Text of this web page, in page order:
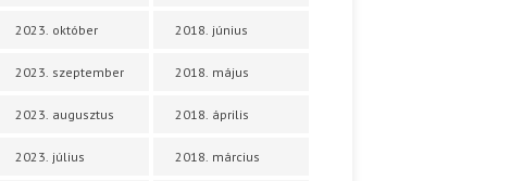
2023. október
2023. szeptember
2023. augusztus
2023. július
2018. június
2018. május
2018. április
2018. március